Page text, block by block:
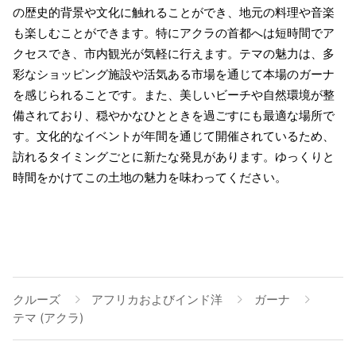
の歴史的背景や文化に触れることができ、地元の料理や音楽
も楽しむことができます。特にアクラの首都へは短時間でア
クセスでき、市内観光が気軽に行えます。テマの魅力は、多
彩なショッピング施設や活気ある市場を通じて本場のガーナ
を感じられることです。また、美しいビーチや自然環境が整
備されており、穏やかなひとときを過ごすにも最適な場所で
す。文化的なイベントが年間を通じて開催されているため、
訪れるタイミングごとに新たな発見があります。ゆっくりと
時間をかけてこの土地の魅力を味わってください。
クルーズ アフリカおよびインド洋
ガーナ
テマ (アクラ)